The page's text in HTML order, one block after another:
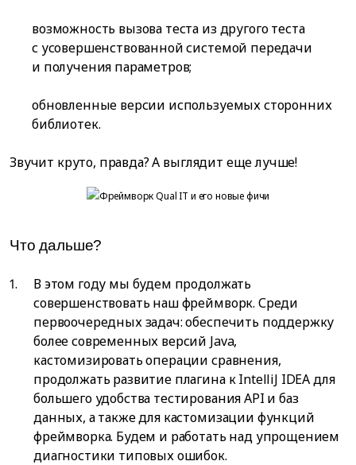
возможность вызова теста из другого теста
с усовершенствованной системой передачи
и получения параметров;
обновленные версии используемых сторонних
библиотек.
Звучит круто, правда? А выглядит еще лучше!
Что дальше?
В этом году мы будем продолжать
совершенствовать наш фреймворк. Среди
первоочередных задач: обеспечить поддержку
более современных версий Java,
кастомизировать операции сравнения,
продолжать развитие плагина к IntelliJ IDEA для
большего удобства тестирования API и баз
данных, а также для кастомизации функций
фреймворка. Будем и работать над упрощением
диагностики типовых ошибок.